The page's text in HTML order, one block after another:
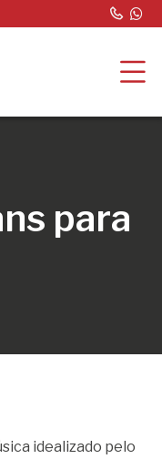
para
idealizado pelo